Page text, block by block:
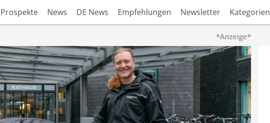
Prospekte News DE News Empfehlungen Newsletter Kategorien
*Anzeige*